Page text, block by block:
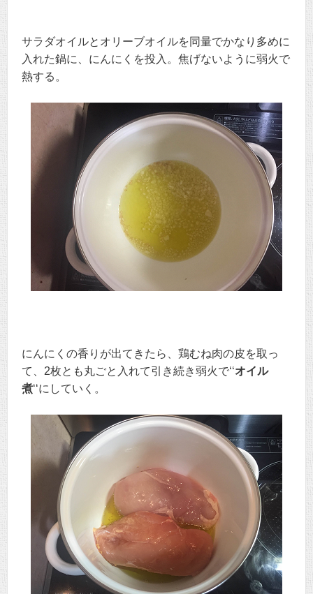
サラダオイルとオリーブオイルを同量でかなり多めに
入れた鍋に、にんにくを投入。焦げないように弱火で
熱する。
にんにくの香りが出てきたら、鶏むね肉の皮を取っ
て、2枚とも丸ごと入れて引き続き弱火で‘‘オイル
煮‘‘にしていく。